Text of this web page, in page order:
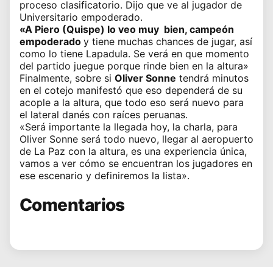
proceso clasificatorio. Dijo que ve al jugador de
Universitario empoderado.
«A Piero (Quispe) lo veo muy bien, campeón
empoderado y tiene muchas chances de jugar, así
como lo tiene Lapadula. Se verá en que momento
del partido juegue porque rinde bien en la altura»
Finalmente, sobre si Oliver Sonne tendrá minutos
en el cotejo manifestó que eso dependerá de su
acople a la altura, que todo eso será nuevo para
el lateral danés con raíces peruanas.
«Será importante la llegada hoy, la charla, para
Oliver Sonne será todo nuevo, llegar al aeropuerto
de La Paz con la altura, es una experiencia única,
vamos a ver cómo se encuentran los jugadores en
ese escenario y definiremos la lista».
Comentarios